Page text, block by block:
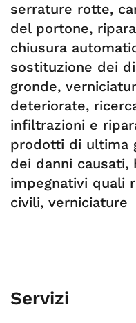
serrature rotte,
del portone,
chiusura
sostituzione dei
gronde,
deteriorate,
infiltrazioni e
prodotti di ultima
dei danni causati,
impegnativi quali
civili, verniciature
Servizi